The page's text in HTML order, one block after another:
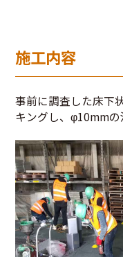
施工内容
事前に調査した床下
キングし、φ10mmの